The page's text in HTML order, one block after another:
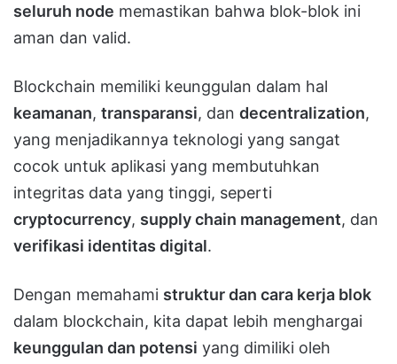
seluruh node memastikan bahwa blok-blok ini
aman dan valid.
Blockchain memiliki keunggulan dalam hal
keamanan, transparansi, dan decentralization,
yang menjadikannya teknologi yang sangat
cocok untuk aplikasi yang membutuhkan
integritas data yang tinggi, seperti
cryptocurrency, supply chain management, dan
verifikasi identitas digital.
Dengan memahami struktur dan cara kerja blok
dalam blockchain, kita dapat lebih menghargai
keunggulan dan potensi yang dimiliki oleh